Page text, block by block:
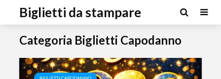
Biglietti da stampare
Categoria Biglietti Capodanno